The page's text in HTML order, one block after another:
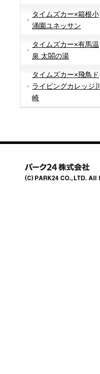
タイムズカー×箱根小
涌園ユネッサン
タイムズカー×有馬温
泉 太閤の湯
タイムズカー×飛鳥ド
ライビングカレッジ川
崎